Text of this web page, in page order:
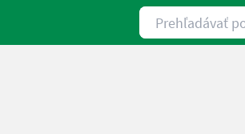
Prehľadávať